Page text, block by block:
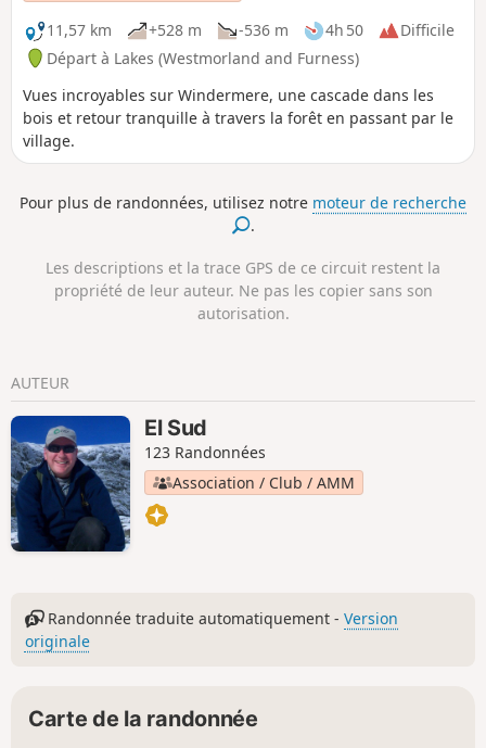
11,57 km
+528 m -536 m 4h 50
Difficile
Départ à Lakes (Westmorland and Furness)
Vues incroyables sur Windermere, une cascade dans les
bois et retour tranquille à travers la forêt en passant par le
village.
Pour plus de randonnées, utilisez notre moteur de recherche
.
Les descriptions et la trace GPS de ce circuit restent la
propriété de leur auteur. Ne pas les copier sans son
autorisation.
AUTEUR
El Sud
123 Randonnées
Association / Club / AMM
Randonnée traduite automatiquement -Version
originale
Carte de la randonnée